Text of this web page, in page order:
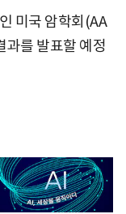
미국 암학회(AA
과를 발표할 예정